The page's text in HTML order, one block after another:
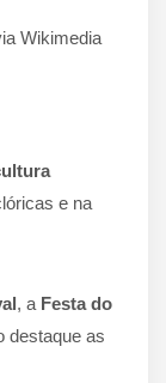
Wikimedia
e na
, a Festa do
destaque as